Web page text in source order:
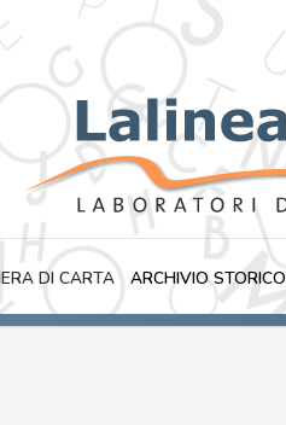
DI CARTA ARCHIVIO STORICO